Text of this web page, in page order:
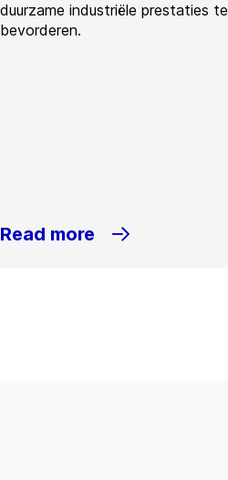
duurzame industriële prestaties te
bevorderen.
Read more